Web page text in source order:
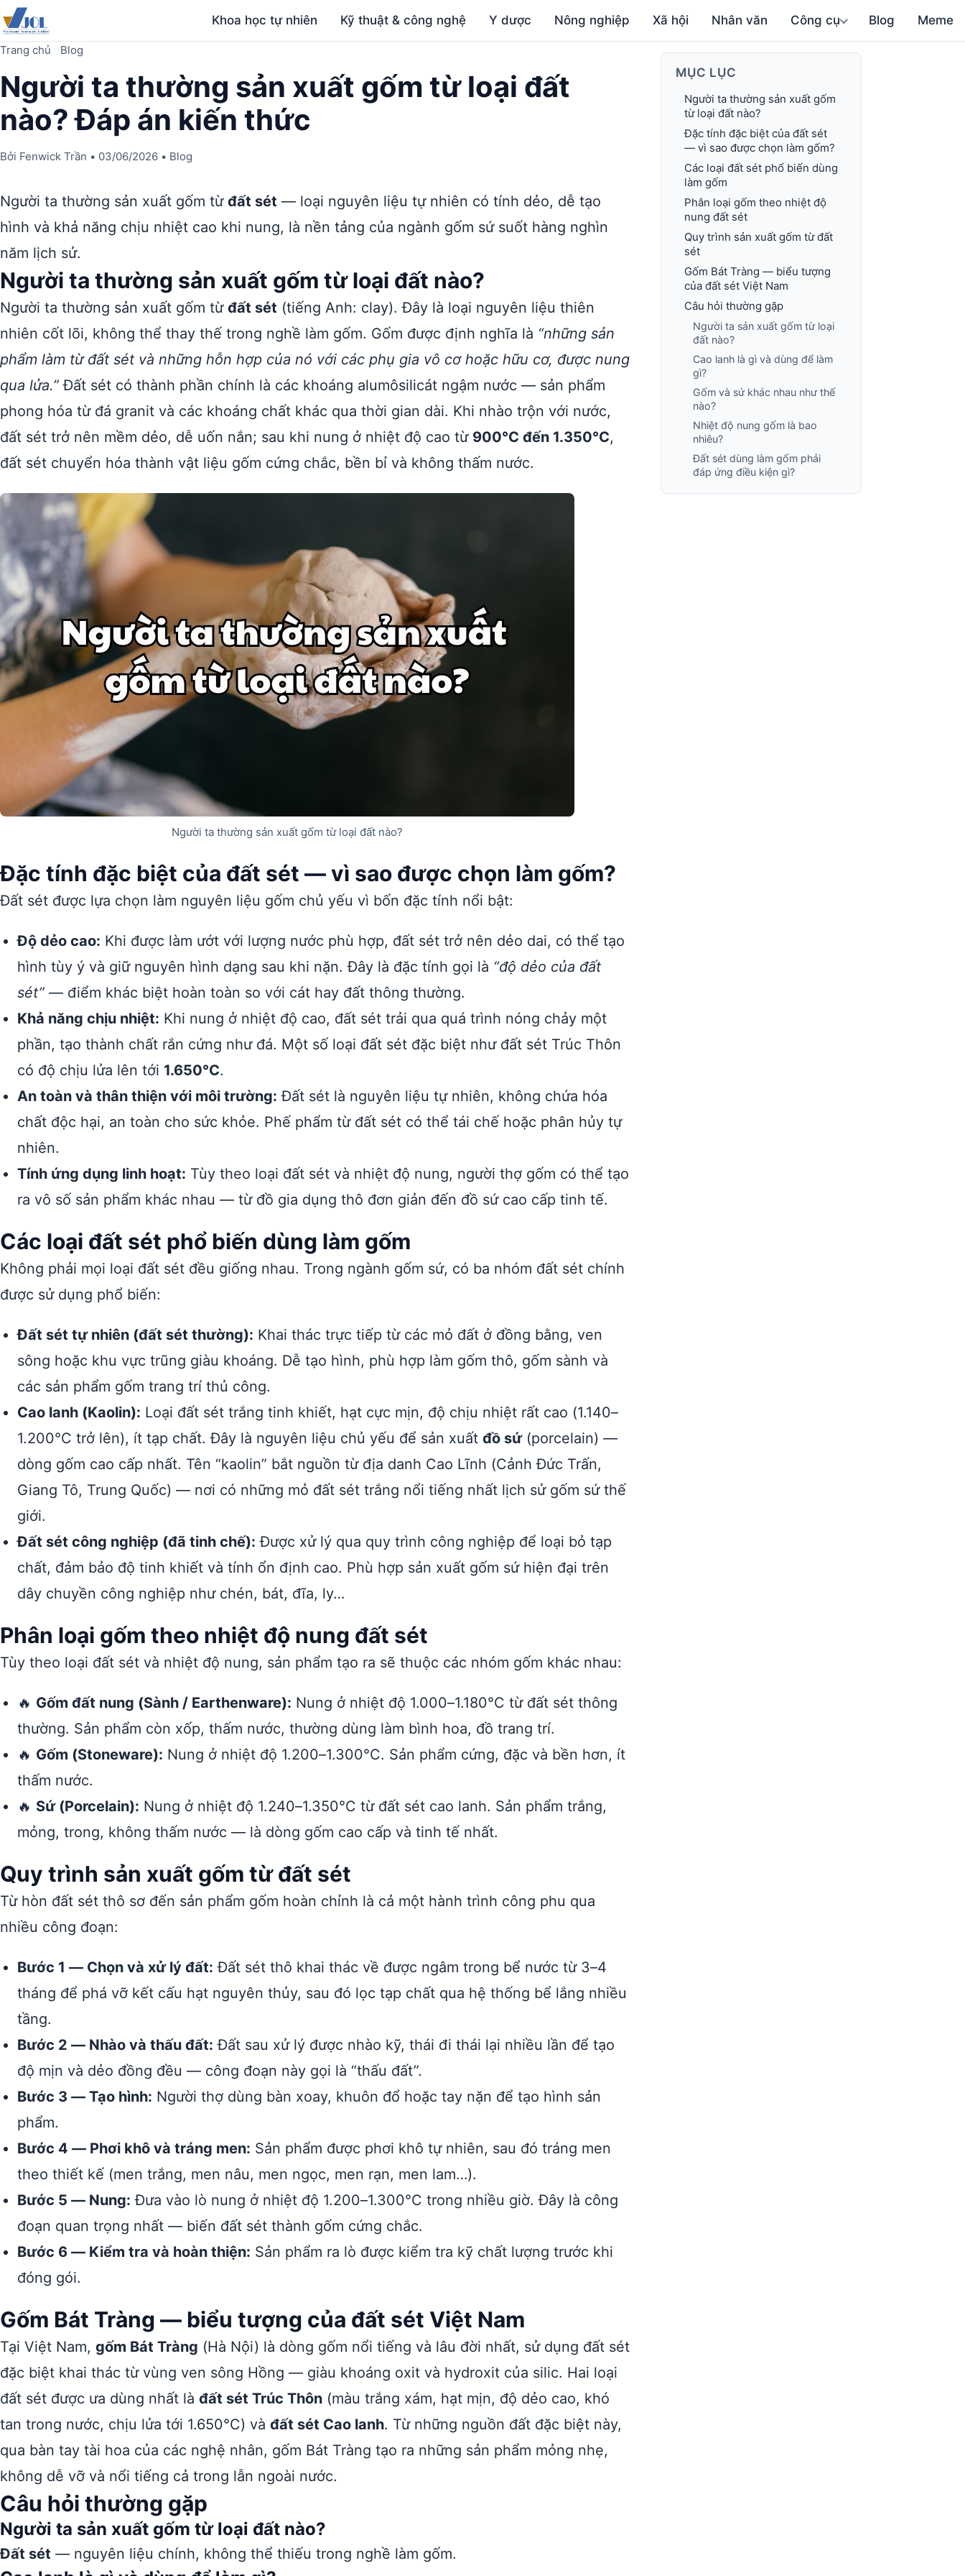
Khoa học tự nhiên Kỹ thuật & công nghệ Y dược Nông nghiệp Xã hội Nhân văn Công cụ Blog Meme
Trang chủ Blog
Người ta thường sản xuất gốm từ loại đất
nào? Đáp án kiến thức
Bởi Fenwick Trần • 03/06/2026 • Blog
Người ta thường sản xuất gốm từ đất sét — loại nguyên liệu tự nhiên có tính dẻo, dễ tạo
hình và khả năng chịu nhiệt cao khi nung, là nền tảng của ngành gốm sứ suốt hàng nghìn
năm lịch sử.
Người ta thường sản xuất gốm từ loại đất nào?
Người ta thường sản xuất gốm từ đất sét (tiếng Anh: clay). Đây là loại nguyên liệu thiên
nhiên cốt lõi, không thể thay thế trong nghề làm gốm. Gốm được định nghĩa là “những sản
phẩm làm từ đất sét và những hỗn hợp của nó với các phụ gia vô cơ hoặc hữu cơ, được nung
qua lửa.” Đất sét có thành phần chính là các khoáng alumôsilicát ngậm nước — sản phẩm
phong hóa từ đá granit và các khoáng chất khác qua thời gian dài. Khi nhào trộn với nước,
đất sét trở nên mềm dẻo, dễ uốn nắn; sau khi nung ở nhiệt độ cao từ 900°C đến 1.350°C,
đất sét chuyển hóa thành vật liệu gốm cứng chắc, bền bỉ và không thấm nước.
Người ta thường sản xuất gốm từ loại đất nào?
Đặc tính đặc biệt của đất sét — vì sao được chọn làm gốm?
Đất sét được lựa chọn làm nguyên liệu gốm chủ yếu vì bốn đặc tính nổi bật:
Độ dẻo cao: Khi được làm ướt với lượng nước phù hợp, đất sét trở nên dẻo dai, có thể tạo
hình tùy ý và giữ nguyên hình dạng sau khi nặn. Đây là đặc tính gọi là “độ dẻo của đất
sét” — điểm khác biệt hoàn toàn so với cát hay đất thông thường.
Khả năng chịu nhiệt: Khi nung ở nhiệt độ cao, đất sét trải qua quá trình nóng chảy một
phần, tạo thành chất rắn cứng như đá. Một số loại đất sét đặc biệt như đất sét Trúc Thôn
có độ chịu lửa lên tới 1.650°C.
An toàn và thân thiện với môi trường: Đất sét là nguyên liệu tự nhiên, không chứa hóa
chất độc hại, an toàn cho sức khỏe. Phế phẩm từ đất sét có thể tái chế hoặc phân hủy tự
nhiên.
Tính ứng dụng linh hoạt: Tùy theo loại đất sét và nhiệt độ nung, người thợ gốm có thể tạo
ra vô số sản phẩm khác nhau — từ đồ gia dụng thô đơn giản đến đồ sứ cao cấp tinh tế.
Các loại đất sét phổ biến dùng làm gốm
Không phải mọi loại đất sét đều giống nhau. Trong ngành gốm sứ, có ba nhóm đất sét chính
được sử dụng phổ biến:
Đất sét tự nhiên (đất sét thường): Khai thác trực tiếp từ các mỏ đất ở đồng bằng, ven
sông hoặc khu vực trũng giàu khoáng. Dễ tạo hình, phù hợp làm gốm thô, gốm sành và
các sản phẩm gốm trang trí thủ công.
Cao lanh (Kaolin): Loại đất sét trắng tinh khiết, hạt cực mịn, độ chịu nhiệt rất cao (1.140–
1.200°C trở lên), ít tạp chất. Đây là nguyên liệu chủ yếu để sản xuất đồ sứ(porcelain) —
dòng gốm cao cấp nhất. Tên “kaolin” bắt nguồn từ địa danh Cao Lĩnh (Cảnh Đức Trấn,
Giang Tô, Trung Quốc) — nơi có những mỏ đất sét trắng nổi tiếng nhất lịch sử gốm sứ thế
giới.
Đất sét công nghiệp (đã tinh chế): Được xử lý qua quy trình công nghiệp để loại bỏ tạp
chất, đảm bảo độ tinh khiết và tính ổn định cao. Phù hợp sản xuất gốm sứ hiện đại trên
dây chuyền công nghiệp như chén, bát, đĩa, ly…
Phân loại gốm theo nhiệt độ nung đất sét
Tùy theo loại đất sét và nhiệt độ nung, sản phẩm tạo ra sẽ thuộc các nhóm gốm khác nhau:
🔥 Gốm đất nung (Sành / Earthenware): Nung ở nhiệt độ 1.000–1.180°C từ đất sét thông
thường. Sản phẩm còn xốp, thấm nước, thường dùng làm bình hoa, đồ trang trí.
🔥 Gốm (Stoneware): Nung ở nhiệt độ 1.200–1.300°C. Sản phẩm cứng, đặc và bền hơn, ít
thấm nước.
🔥 Sứ (Porcelain): Nung ở nhiệt độ 1.240–1.350°C từ đất sét cao lanh. Sản phẩm trắng,
mỏng, trong, không thấm nước — là dòng gốm cao cấp và tinh tế nhất.
Quy trình sản xuất gốm từ đất sét
Từ hòn đất sét thô sơ đến sản phẩm gốm hoàn chỉnh là cả một hành trình công phu qua
nhiều công đoạn:
Bước 1 — Chọn và xử lý đất: Đất sét thô khai thác về được ngâm trong bể nước từ 3–4
tháng để phá vỡ kết cấu hạt nguyên thủy, sau đó lọc tạp chất qua hệ thống bể lắng nhiều
tầng.
Bước 2 — Nhào và thấu đất: Đất sau xử lý được nhào kỹ, thái đi thái lại nhiều lần để tạo
độ mịn và dẻo đồng đều — công đoạn này gọi là “thấu đất”.
Bước 3 — Tạo hình: Người thợ dùng bàn xoay, khuôn đổ hoặc tay nặn để tạo hình sản
phẩm.
Bước 4 — Phơi khô và tráng men: Sản phẩm được phơi khô tự nhiên, sau đó tráng men
theo thiết kế (men trắng, men nâu, men ngọc, men rạn, men lam…).
Bước 5 — Nung: Đưa vào lò nung ở nhiệt độ 1.200–1.300°C trong nhiều giờ. Đây là công
đoạn quan trọng nhất — biến đất sét thành gốm cứng chắc.
Bước 6 — Kiểm tra và hoàn thiện: Sản phẩm ra lò được kiểm tra kỹ chất lượng trước khi
đóng gói.
Gốm Bát Tràng — biểu tượng của đất sét Việt Nam
Tại Việt Nam, gốm Bát Tràng (Hà Nội) là dòng gốm nổi tiếng và lâu đời nhất, sử dụng đất sét
đặc biệt khai thác từ vùng ven sông Hồng — giàu khoáng oxit và hydroxit của silic. Hai loại
đất sét được ưa dùng nhất là đất sét Trúc Thôn (màu trắng xám, hạt mịn, độ dẻo cao, khó
tan trong nước, chịu lửa tới 1.650°C) và đất sét Cao lanh. Từ những nguồn đất đặc biệt này,
qua bàn tay tài hoa của các nghệ nhân, gốm Bát Tràng tạo ra những sản phẩm mỏng nhẹ,
không dễ vỡ và nổi tiếng cả trong lẫn ngoài nước.
Câu hỏi thường gặp
Người ta sản xuất gốm từ loại đất nào?
Đất sét — nguyên liệu chính, không thể thiếu trong nghề làm gốm.
MỤC LỤC
Người ta thường sản xuất gốm
từ loại đất nào?
Đặc tính đặc biệt của đất sét
— vì sao được chọn làm gốm?
Các loại đất sét phổ biến dùng
làm gốm
Phân loại gốm theo nhiệt độ
nung đất sét
Quy trình sản xuất gốm từ đất
sét
Gốm Bát Tràng — biểu tượng
của đất sét Việt Nam
Câu hỏi thường gặp
Người ta sản xuất gốm từ loại
đất nào?
Cao lanh là gì và dùng để làm
gì?
Gốm và sứ khác nhau như thế
nào?
Nhiệt độ nung gốm là bao
nhiêu?
Đất sét dùng làm gốm phải
đáp ứng điều kiện gì?